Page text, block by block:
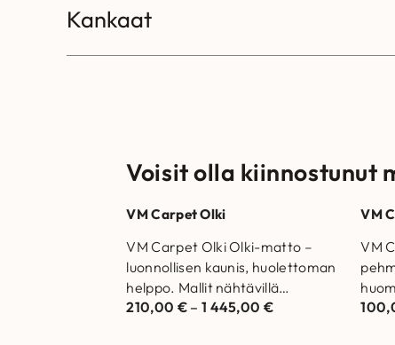
Kankaat
Voisit olla kiinnostunut
VM Carpet Olki
VM Carpet Olki Olki-matto –
luonnollisen kaunis, huolettoman
helppo. Mallit nähtävillä
Helsingin ja Vantaan
210,00 €– 1 445,00 €
VM
VM